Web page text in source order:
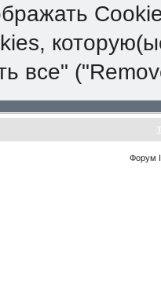
все"
Форум